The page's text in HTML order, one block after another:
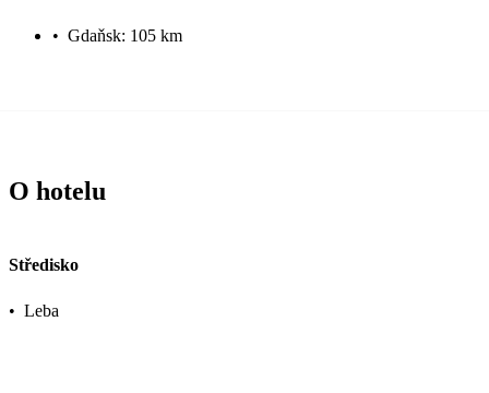
• Gdaňsk: 105 km
O hotelu
Středisko
• Leba